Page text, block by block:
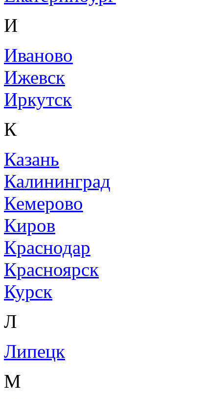
И
Иваново
Ижевск
Иркутск
К
Казань
Калининград
Кемерово
Киров
Краснодар
Красноярск
Курск
Л
Липецк
М